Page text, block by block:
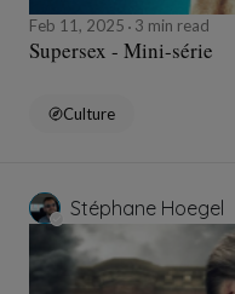
Feb 11, 2025 3 min read
Supersex - Mini-série
Culture
Stéphane Hoegel